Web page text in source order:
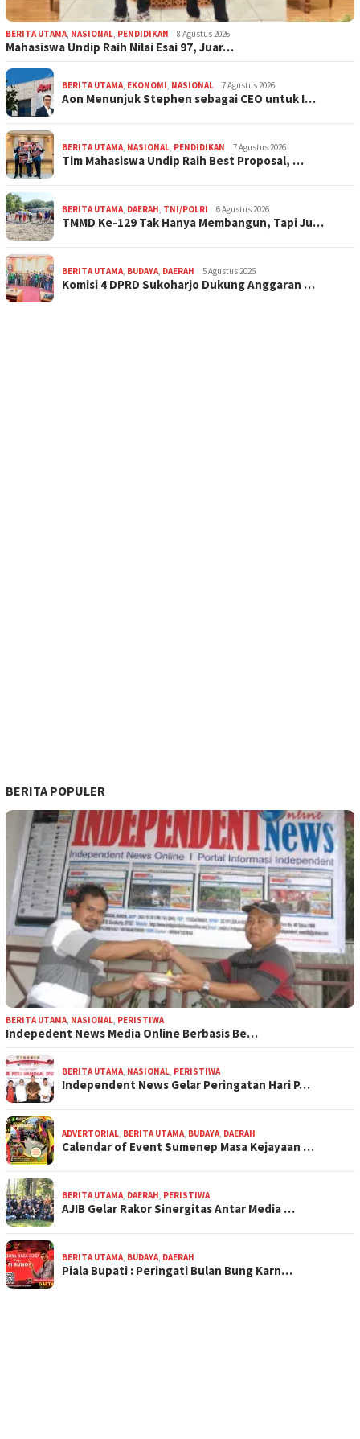
BERITA UTAMA, NASIONAL, PENDIDIKAN 8 Agustus 2026
Mahasiswa Undip Raih Nilai Esai 97, Juar…
BERITA UTAMA, EKONOMI, NASIONAL 7 Agustus 2026
Aon Menunjuk Stephen sebagai CEO untuk I…
BERITA UTAMA, NASIONAL, PENDIDIKAN 7 Agustus 2026
Tim Mahasiswa Undip Raih Best Proposal, …
BERITA UTAMA, DAERAH, TNI/POLRI 6 Agustus 2026
TMMD Ke-129 Tak Hanya Membangun, Tapi Ju…
BERITA UTAMA, BUDAYA, DAERAH 5 Agustus 2026
Komisi 4 DPRD Sukoharjo Dukung Anggaran …
BERITA POPULER
BERITA UTAMA, NASIONAL, PERISTIWA
Indepedent News Media Online Berbasis Be…
BERITA UTAMA, NASIONAL, PERISTIWA
Independent News Gelar Peringatan Hari P…
ADVERTORIAL, BERITA UTAMA, BUDAYA, DAERAH
Calendar of Event Sumenep Masa Kejayaan …
BERITA UTAMA, DAERAH, PERISTIWA
AJIB Gelar Rakor Sinergitas Antar Media …
BERITA UTAMA, BUDAYA, DAERAH
Piala Bupati : Peringati Bulan Bung Karn…